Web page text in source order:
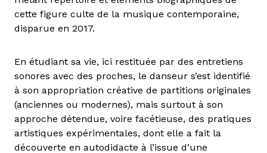
cette figure culte de la musique contemporaine,
disparue en 2017.
En étudiant sa vie, ici restituée par des entretiens
sonores avec des proches, le danseur s’est identifié
à son appropriation créative de partitions originales
(anciennes ou modernes), mais surtout à son
approche détendue, voire facétieuse, des pratiques
artistiques expérimentales, dont elle a fait la
découverte en autodidacte à l’issue d’une